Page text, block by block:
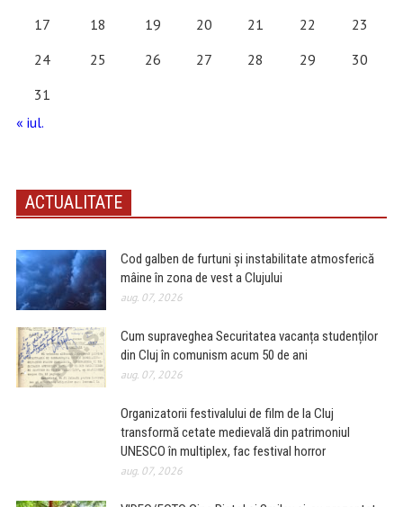
17
18 19 20 21 22
23
24
25 26 27 28 29
30
31
« iul.
ACTUALITATE
Cod galben de furtuni și instabilitate atmosferică
mâine în zona de vest a Clujului
aug. 07, 2026
Cum supraveghea Securitatea vacanța studenților
din Cluj în comunism acum 50 de ani
aug. 07, 2026
Organizatorii festivalului de film de la Cluj
transformă cetate medievală din patrimoniul
UNESCO în multiplex, fac festival horror
aug. 07, 2026